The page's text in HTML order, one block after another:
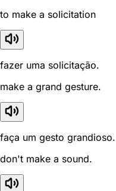
to make a solicitation
fazer uma solicitação.
make a grand gesture.
faça um gesto grandioso.
don't make a sound.